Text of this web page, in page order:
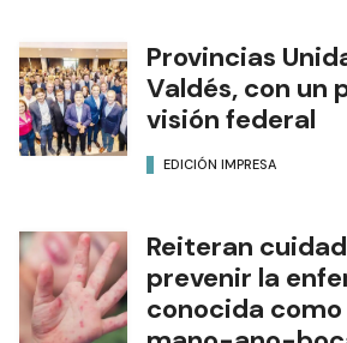
Provincias
Valdés, con un
visión federal
EDICIÓN IMPRESA
Reiteran
prevenir la
conocida